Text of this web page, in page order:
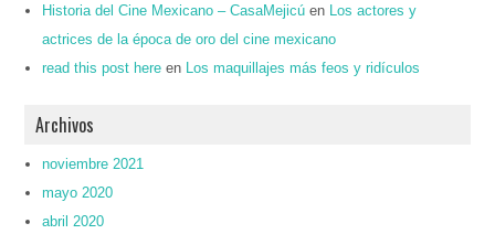
Historia del Cine Mexicano – CasaMejicú en
Los actores y
actrices de la época de oro del cine mexicano
read this post here en Los maquillajes más feos y ridículos
Archivos
noviembre 2021
mayo 2020
abril 2020